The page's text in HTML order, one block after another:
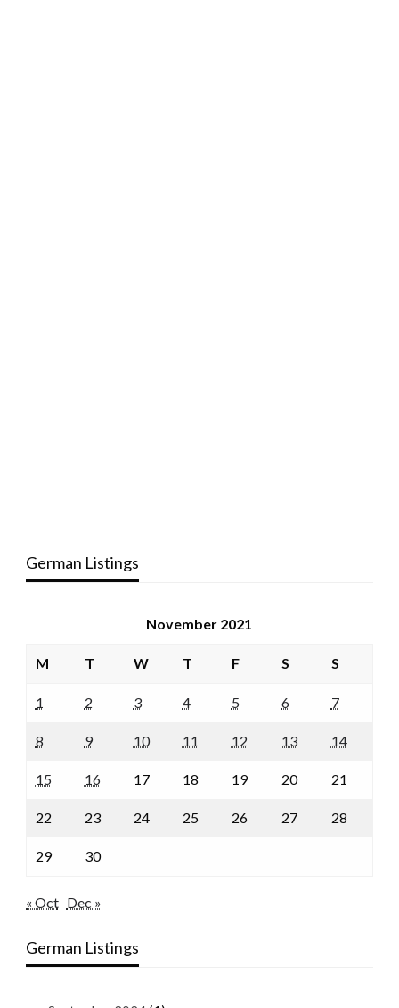
German Listings
November 2021
M T W T F S S
1 2 3 4 5 6 7
8 9 10 11 12 13 14
15 16 17 18 19 20 21
22 23 24 25 26 27 28
29 30
« Oct Dec »
German Listings